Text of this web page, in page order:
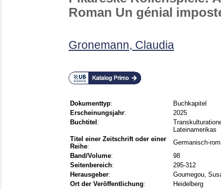
Roman Un génial
Gronemann, Claudia
Dokumenttyp:
Buchkapitel
Erscheinungsjahr:
2025
Buchtitel :
Lateinamerikas
Titel einer Zeitschrift oder einer
Reihe:
Germanisch-
Band/Volume:
98
Seitenbereich:
295-312
Herausgeber:
Goumegou,
Ort der Veröffentlichung:
Heidelberg